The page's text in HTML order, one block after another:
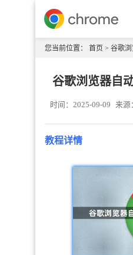
您当前位置： 首页 > 谷歌
谷歌浏览器自
时间：2025-09-09 来源
教程详情